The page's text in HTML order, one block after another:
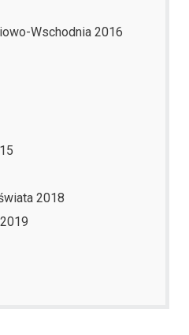
Wschodnia 2016
2018